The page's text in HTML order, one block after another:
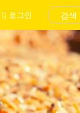
로그인 검색